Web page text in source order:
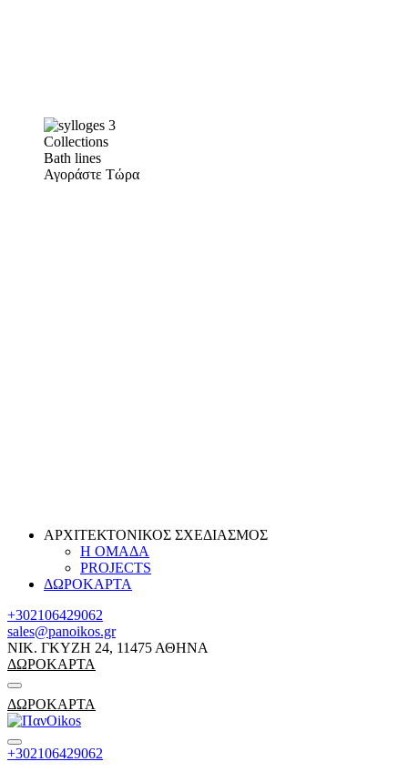
Collections
Bath lines
Αγοράστε Τώρα
ΑΡΧΙΤΕΚΤΟΝΙΚΟΣ ΣΧΕΔΙΑΣΜΟΣ
Η ΟΜΑΔΑ
PROJECTS
ΔΩΡΟΚΑΡΤΑ
+302106429062
sales@panoikos.gr
ΝΙΚ. ΓΚΥΖΗ 24, 11475 ΑΘΗΝΑ
ΔΩΡΟΚΑΡΤΑ
ΔΩΡΟΚΑΡΤΑ
+302106429062